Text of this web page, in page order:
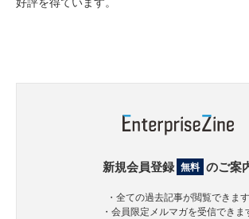
新規会員登録 無料 のご案
・全ての過去記事が閲覧できます
・会員限定メルマガを受信できま